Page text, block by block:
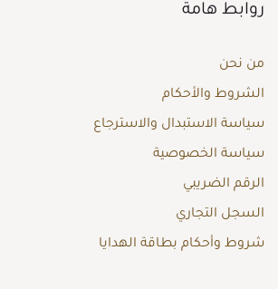
روابط هامة
من نحن
الشروط والأحكام
سياسة الاستبدال والاسترجاع
سياسة الخصوصية
الرقم الضريبي
السجل التجاري
شروط وأحكام بطاقة الهدايا